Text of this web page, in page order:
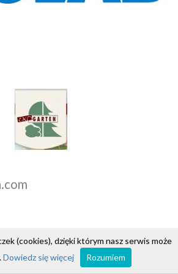
(cookies), dzięki którym nasz serwis może
Dowiedz się więcej Rozumiem